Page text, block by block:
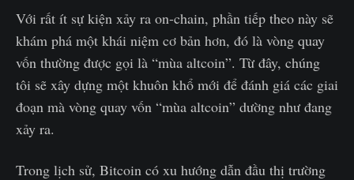
Với rất ít sự kiện xảy ra on-chain, phần tiếp theo này sẽ
khám phá một khái niệm cơ bản hơn, đó là vòng quay
vốn thường được gọi là “mùa altcoin”. Từ đây, chúng
tôi sẽ xây dựng một khuôn khổ mới để đánh giá các giai
đoạn mà vòng quay vốn “mùa altcoin” dường như đang
xảy ra.
Trong lịch sử, Bitcoin có xu hướng dẫn đầu thị trường